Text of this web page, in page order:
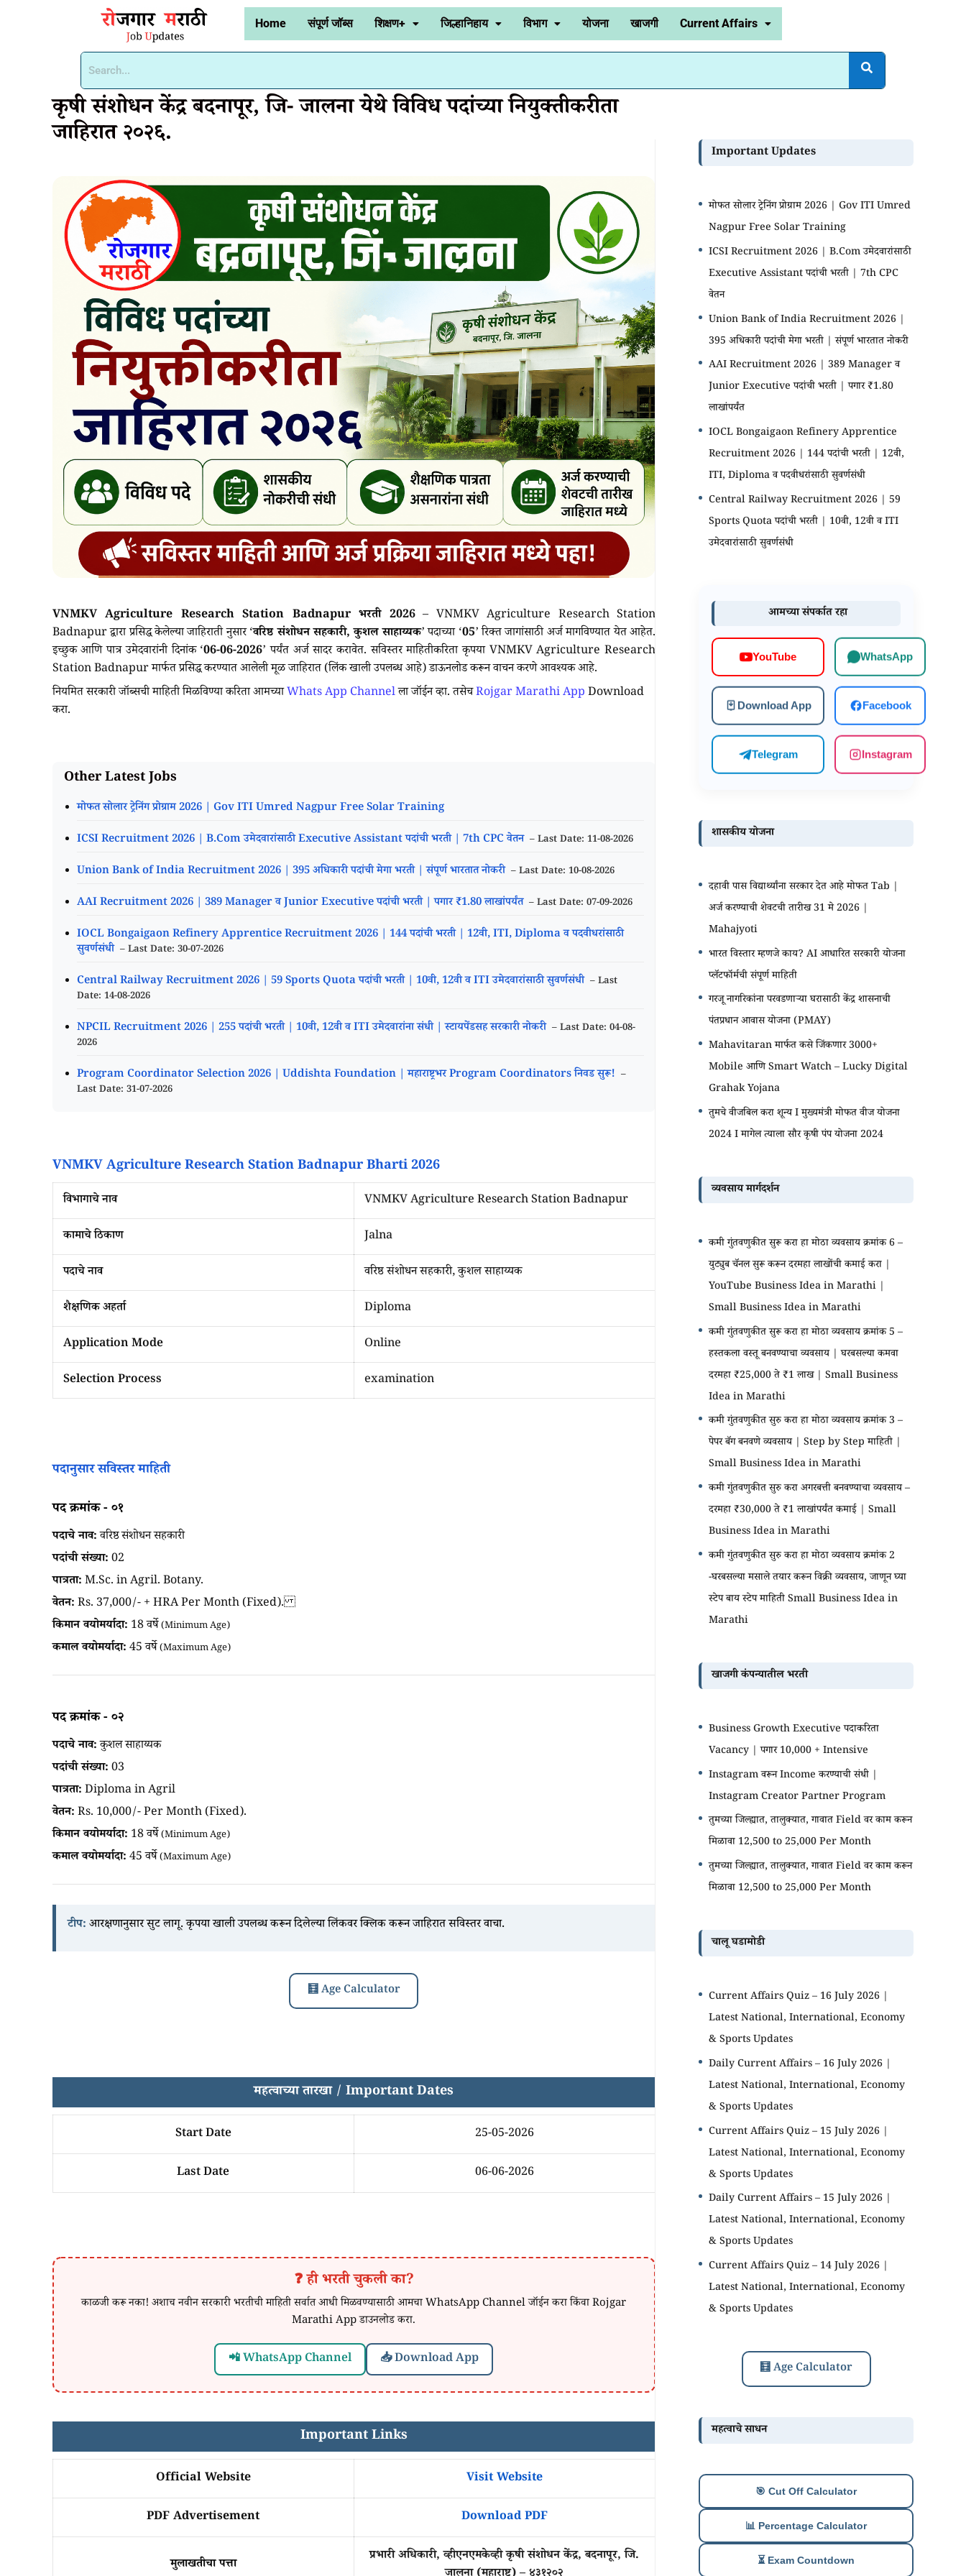
Home संपूर्ण जॉब्स शिक्षण+ जिल्हानिहाय विभाग योजना खाजगी Current Affairs
कृषी संशोधन केंद्र बदनापूर, जि- जालना येथे विविध पदांच्या नियुक्तीकरीता
जाहिरात २०२६.
VNMKV Agriculture Research Station Badnapur भरती 2026– VNMKV Agriculture Research Station
Badnapur द्वारा प्रसिद्ध केलेल्या जाहिराती नुसार ‘वरिष्ठ संशोधन सहकारी, कुशल साहाय्यक’ पदाच्या ‘05’ रिक्त जागांसाठी अर्ज मागविण्यात येत आहेत.
इच्छुक आणि पात्र उमेदवारांनी दिनांक ‘06-06-2026’ पर्यंत अर्ज सादर करावेत. सविस्तर माहितीकरिता कृपया VNMKV Agriculture Research
Station Badnapur मार्फत प्रसिद्ध करण्यात आलेली मूळ जाहिरात (लिंक खाली उपलब्ध आहे) डाऊनलोड करून वाचन करणे आवश्यक आहे.
नियमित सरकारी जॉब्सची माहिती मिळविण्या करिता आमच्याWhats App Channelला जॉईन व्हा. तसेचRojgar Marathi App Download
करा.
Other Latest Jobs
मोफत सोलार ट्रेनिंग प्रोग्राम 2026 | Gov ITI Umred Nagpur Free Solar Training
ICSI Recruitment 2026 | B.Com उमेदवारांसाठी Executive Assistant पदांची भरती | 7th CPC वेतन – Last Date: 11-08-2026
Union Bank of India Recruitment 2026 | 395 अधिकारी पदांची मेगा भरती | संपूर्ण भारतात नोकरी – Last Date: 10-08-2026
AAI Recruitment 2026 | 389 Manager व Junior Executive पदांची भरती | पगार ₹1.80 लाखांपर्यंत – Last Date: 07-09-2026
IOCL Bongaigaon Refinery Apprentice Recruitment 2026 | 144 पदांची भरती | 12वी, ITI, Diploma व पदवीधरांसाठी
सुवर्णसंधी – Last Date: 30-07-2026
Central Railway Recruitment 2026 | 59 Sports Quota पदांची भरती | 10वी, 12वी व ITI उमेदवारांसाठी सुवर्णसंधी – Last
Date: 14-08-2026
NPCIL Recruitment 2026 | 255 पदांची भरती | 10वी, 12वी व ITI उमेदवारांना संधी | स्टायपेंडसह सरकारी नोकरी – Last Date: 04-08-
2026
Program Coordinator Selection 2026 | Uddishta Foundation | महाराष्ट्रभर Program Coordinators निवड सुरू! –
Last Date: 31-07-2026
VNMKV Agriculture Research Station Badnapur Bharti 2026
विभागाचे नाव
VNMKV Agriculture Research Station Badnapur
कामाचे ठिकाण
Jalna
पदाचे नाव
वरिष्ठ संशोधन सहकारी, कुशल साहाय्यक
शैक्षणिक अहर्ता
Diploma
Application Mode
Online
Selection Process
examination
पदानुसार सविस्तर माहिती
पद क्रमांक - ०१
पदाचे नाव:वरिष्ठ संशोधन सहकारी
पदांची संख्या: 02
पात्रता: M.Sc. in Agril. Botany.
वेतन: Rs. 37,000/- + HRA Per Month (Fixed).
किमान वयोमर्यादा: 18 वर्षे(Minimum Age)
कमाल वयोमर्यादा: 45 वर्षे(Maximum Age)
पद क्रमांक - ०२
पदाचे नाव:कुशल साहाय्यक
पदांची संख्या: 03
पात्रता: Diploma in Agril
वेतन: Rs. 10,000/- Per Month (Fixed).
किमान वयोमर्यादा: 18 वर्षे(Minimum Age)
कमाल वयोमर्यादा: 45 वर्षे(Maximum Age)
टीप: आरक्षणानुसार सुट लागू. कृपया खाली उपलब्ध करून दिलेल्या लिंकवर क्लिक करून जाहिरात सविस्तर वाचा.
🧮 Age Calculator
महत्वाच्या तारखा / Important Dates
Start Date 25-05-2026
Last Date 06-06-2026
❓ ही भरती चुकली का?
काळजी करू नका! अशाच नवीन सरकारी भरतीची माहिती सर्वात आधी मिळवण्यासाठी आमचा WhatsApp Channel जॉईन करा किंवा Rojgar
Marathi App डाउनलोड करा.
📲 WhatsApp Channel 📥 Download App
Important Links
Official Website Visit Website
PDF Advertisement Download PDF
मुलाखतीचा पत्ता
प्रभारी अधिकारी, व्हीएनएमकेव्ही कृषी संशोधन केंद्र, बदनापूर, जि.
Important Updates
मोफत सोलार ट्रेनिंग प्रोग्राम 2026 | Gov ITI Umred
Nagpur Free Solar Training
ICSI Recruitment 2026 | B.Com उमेदवारांसाठी
Executive Assistant पदांची भरती | 7th CPC
वेतन
Union Bank of India Recruitment 2026 |
395 अधिकारी पदांची मेगा भरती | संपूर्ण भारतात नोकरी
AAI Recruitment 2026 | 389 Manager व
Junior Executive पदांची भरती | पगार ₹1.80
लाखांपर्यंत
IOCL Bongaigaon Refinery Apprentice
Recruitment 2026 | 144 पदांची भरती | 12वी,
ITI, Diploma व पदवीधरांसाठी सुवर्णसंधी
Central Railway Recruitment 2026 | 59
Sports Quota पदांची भरती | 10वी, 12वी व ITI
उमेदवारांसाठी सुवर्णसंधी
आमच्या संपर्कात रहा
YouTube WhatsApp
Download App Facebook
Telegram Instagram
शासकीय योजना
दहावी पास विद्यार्थ्यांना सरकार देत आहे मोफत Tab |
अर्ज करण्याची शेवटची तारीख 31 मे 2026 |
Mahajyoti
भारत विस्तार म्हणजे काय? AI आधारित सरकारी योजना
प्लॅटफॉर्मची संपूर्ण माहिती
गरजू नागरिकांना परवडणाऱ्या घरासाठी केंद्र शासनाची
पंतप्रधान आवास योजना (PMAY)
Mahavitaran मार्फत कसे जिंकणार 3000+
Mobile आणि Smart Watch – Lucky Digital
Grahak Yojana
तुमचे वीजबिल करा शून्य I मुख्यमंत्री मोफत वीज योजना
2024 I मागेल त्याला सौर कृषी पंप योजना 2024
व्यवसाय मार्गदर्शन
कमी गुंतवणुकीत सुरू करा हा मोठा व्यवसाय क्रमांक 6 –
युट्युब चॅनल सुरू करून दरमहा लाखोंची कमाई करा |
YouTube Business Idea in Marathi |
Small Business Idea in Marathi
कमी गुंतवणुकीत सुरू करा हा मोठा व्यवसाय क्रमांक 5 –
हस्तकला वस्तू बनवण्याचा व्यवसाय | घरबसल्या कमवा
दरमहा ₹25,000 ते ₹1 लाख | Small Business
Idea in Marathi
कमी गुंतवणुकीत सुरु करा हा मोठा व्यवसाय क्रमांक 3 –
पेपर बॅग बनवणे व्यवसाय | Step by Step माहिती |
Small Business Idea in Marathi
कमी गुंतवणुकीत सुरु करा अगरबत्ती बनवण्याचा व्यवसाय –
दरमहा ₹30,000 ते ₹1 लाखांपर्यंत कमाई | Small
Business Idea in Marathi
कमी गुंतवणुकीत सुरु करा हा मोठा व्यवसाय क्रमांक 2
-घरबसल्या मसाले तयार करून विक्री व्यवसाय, जाणून घ्या
स्टेप बाय स्टेप माहिती Small Business Idea in
Marathi
खाजगी कंपन्यातील भरती
Business Growth Executive पदाकरिता
Vacancy | पगार 10,000 + Intensive
Instagram वरून Income करण्याची संधी |
Instagram Creator Partner Program
तुमच्या जिल्ह्यात, तालुक्यात, गावात Field वर काम करून
मिळावा 12,500 to 25,000 Per Month
तुमच्या जिल्ह्यात, तालुक्यात, गावात Field वर काम करून
मिळावा 12,500 to 25,000 Per Month
चालू घडामोडी
Current Affairs Quiz – 16 July 2026 |
Latest National, International, Economy
& Sports Updates
Daily Current Affairs – 16 July 2026 |
Latest National, International, Economy
& Sports Updates
Current Affairs Quiz – 15 July 2026 |
Latest National, International, Economy
& Sports Updates
Daily Current Affairs – 15 July 2026 |
Latest National, International, Economy
& Sports Updates
Current Affairs Quiz – 14 July 2026 |
Latest National, International, Economy
& Sports Updates
🧮 Age Calculator
महत्वाचे साधन
🎯 Cut Off Calculator
📊 Percentage Calculator
⏳ Exam Countdown